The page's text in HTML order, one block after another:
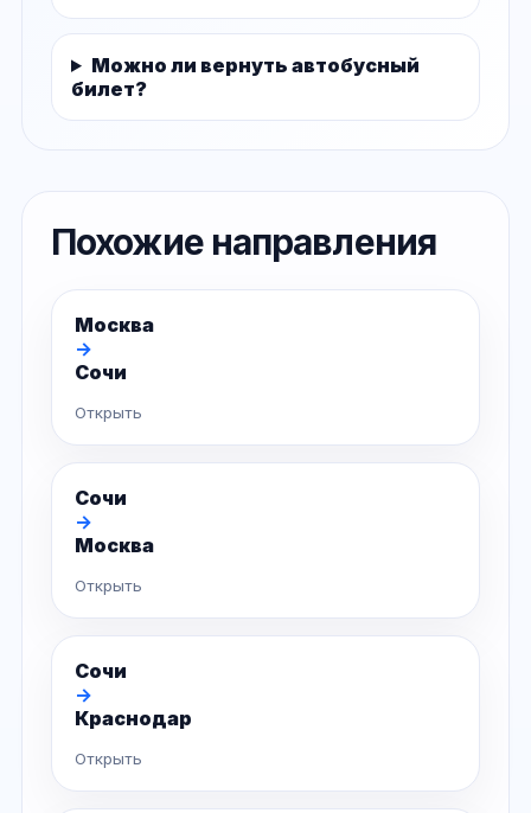
Можно ли вернуть автобусный
билет?
Похожие направления
Москва
→
Сочи
Открыть
Сочи
→
Москва
Открыть
Сочи
→
Краснодар
Открыть